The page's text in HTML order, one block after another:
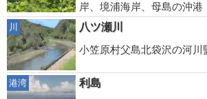
岸、境浦海岸、母島の沖港
川
八ツ瀬川
小笠原村父島北袋沢の河川
港湾
利島